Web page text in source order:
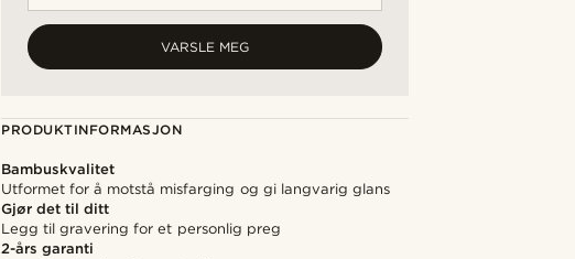
VARSLE MEG
PRODUKTINFORMASJON
Bambuskvalitet
Utformet for å motstå misfarging og gi langvarig glans
Gjør det til ditt
Legg til gravering for et personlig preg
2-års garanti